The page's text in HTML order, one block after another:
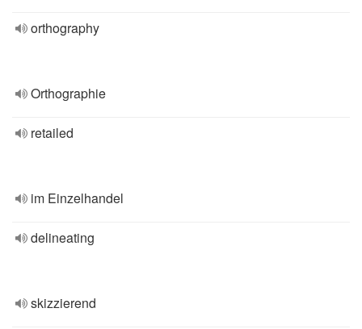
orthography
Orthographie
retailed
im Einzelhandel
delineating
skizzierend